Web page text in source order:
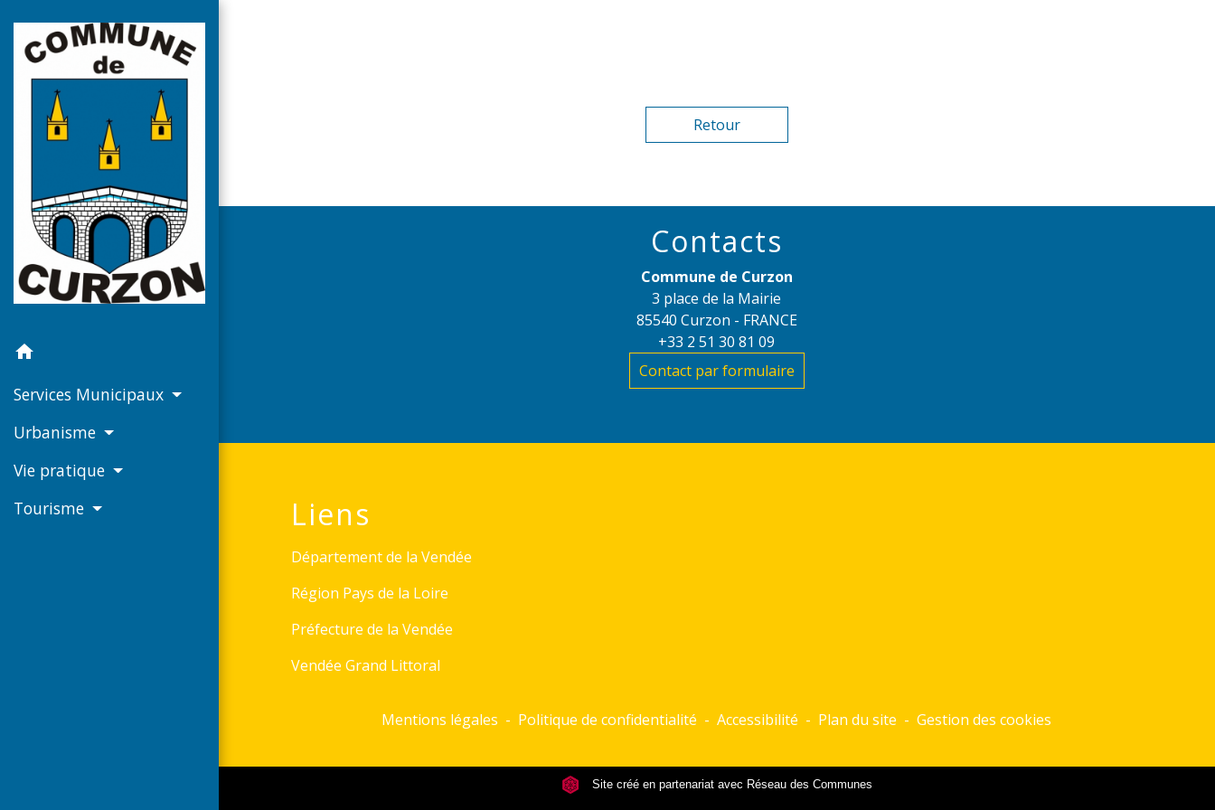
home
Services Municipaux
Urbanisme
Vie pratique
Tourisme
Retour
Contacts
Commune de Curzon
3 place de la Mairie
85540 Curzon - FRANCE
+33 2 51 30 81 09
Contact par formulaire
Liens
Département de la Vendée
Région Pays de la Loire
Préfecture de la Vendée
Vendée Grand Littoral
Mentions légales - Politique de confidentialité - Accessibilité - Plan du site - Gestion des cookies
Site créé en partenariat avec Réseau des Communes